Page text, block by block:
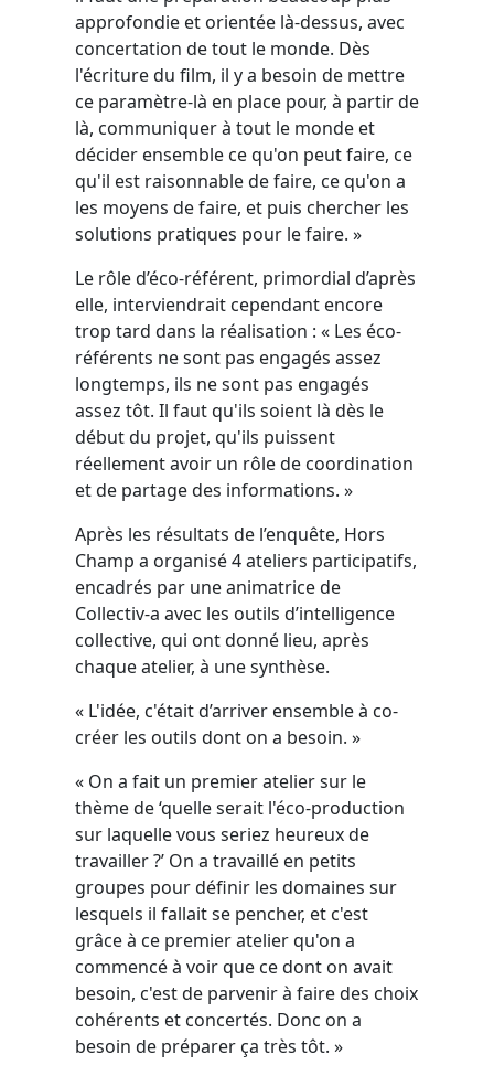
approfondie et orientée là-dessus, avec
concertation de tout le monde. Dès
l'écriture du film, il y a besoin de mettre
ce paramètre-là en place pour, à partir de
là, communiquer à tout le monde et
décider ensemble ce qu'on peut faire, ce
qu'il est raisonnable de faire, ce qu'on a
les moyens de faire, et puis chercher les
solutions pratiques pour le faire. »
Le rôle d’éco-référent, primordial d’après
elle, interviendrait cependant encore
trop tard dans la réalisation : « Les éco-
référents ne sont pas engagés assez
longtemps, ils ne sont pas engagés
assez tôt. Il faut qu'ils soient là dès le
début du projet, qu'ils puissent
réellement avoir un rôle de coordination
et de partage des informations. »
Après les résultats de l’enquête, Hors
Champ a organisé 4 ateliers participatifs,
encadrés par une animatrice de
Collectiv-a avec les outils d’intelligence
collective, qui ont donné lieu, après
chaque atelier, à une synthèse.
« L'idée, c'était d’arriver ensemble à co-
créer les outils dont on a besoin. »
« On a fait un premier atelier sur le
thème de ‘quelle serait l'éco-production
sur laquelle vous seriez heureux de
travailler ?’ On a travaillé en petits
groupes pour définir les domaines sur
lesquels il fallait se pencher, et c'est
grâce à ce premier atelier qu'on a
commencé à voir que ce dont on avait
besoin, c'est de parvenir à faire des choix
cohérents et concertés. Donc on a
besoin de préparer ça très tôt. »